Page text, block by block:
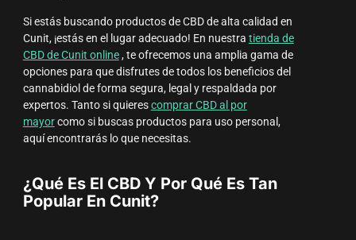
Si estás buscando productos de CBD de alta calidad en
Cunit, ¡estás en el lugar adecuado! En nuestra tienda de
CBD de Cunit online, te ofrecemos una amplia gama de
opciones para que disfrutes de todos los beneficios del
cannabidiol de forma segura, legal y respaldada por
expertos. Tanto si quierescomprar CBD al por
mayorcomo si buscas productos para uso personal,
aquí encontrarás lo que necesitas.
¿Qué Es El CBD Y Por Qué Es Tan
Popular En Cunit?